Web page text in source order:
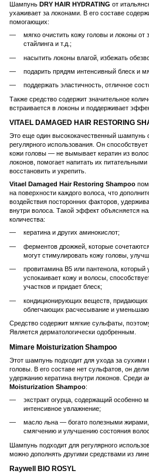
Шампунь DRY HAIR HYDRATING от
ухаживает за локонами. В его составе
помогающих:
мягко очистить кожу головы и локоны от
стайлинга и т.д.;
насытить локоны влагой, избежать
подарить прядям интенсивный блеск и
поддержать эластичность, отличное
Также средство содержит значительное
встраивается в локоны и поддерживает
VITAEL DAMAGED HAIR RESTORING
Это еще один высококачественный шампунь
регулярного использования. Он
кожи головы — не вымывает кератин из
локонов, помогает напитать их
восстановить и укрепить.
Vitael Damaged Hair Restoring Shampoo
на поверхности каждого волоса, что
воздействия посторонних факторов,
внутри волоса. Такой эффект объясняется
количества:
кератина и других аминокислот;
ферментов дрожжей, которые
могут стимулировать кожу головы,
провитамина В5 или пантенола, который
успокаивает кожу и волосы,
участков и придает блеск;
кондиционирующих веществ, придающих
облегчающих расчесывание и
Средство содержит мягкие сульфаты,
Является дерматологически одобренным.
Mimare Moisturization Shampoo
Этот шампунь подходит для ухода за сухими
головы. В его составе нет сульфатов, он
удержанию кератина внутри локонов. Среди
Moisturization Shampoo:
экстракт огурца, содержащий особенно
интенсивное увлажнение;
масло льна — богато полезными жирами,
смягчению и улучшению состояния волос.
Шампунь подходит для регулярного
можно дополнять другими средствами из
Raywell BIO ROSYL